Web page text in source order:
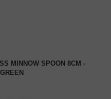
MINNOW SPOON 8CM -